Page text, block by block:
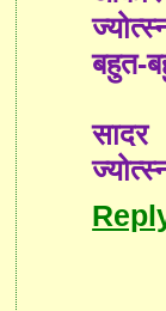
बहुत-
सादर